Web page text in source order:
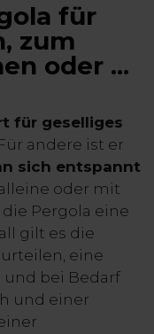
für
zum
oder ...
für geselliges
andere ist er
sich entspannt
oder mit
Pergola eine
gilt es die
eine
bei Bedarf
und einer